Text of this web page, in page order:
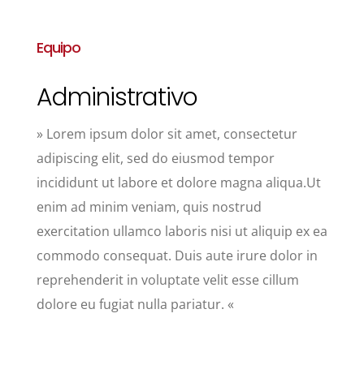
Equipo
Administrativo
» Lorem ipsum dolor sit amet, consectetur
adipiscing elit, sed do eiusmod tempor
incididunt ut labore et dolore magna aliqua.Ut
enim ad minim veniam, quis nostrud
exercitation ullamco laboris nisi ut aliquip ex ea
commodo consequat. Duis aute irure dolor in
reprehenderit in voluptate velit esse cillum
dolore eu fugiat nulla pariatur. «